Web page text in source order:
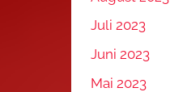
Juli 2023
Juni 2023
Mai 2023